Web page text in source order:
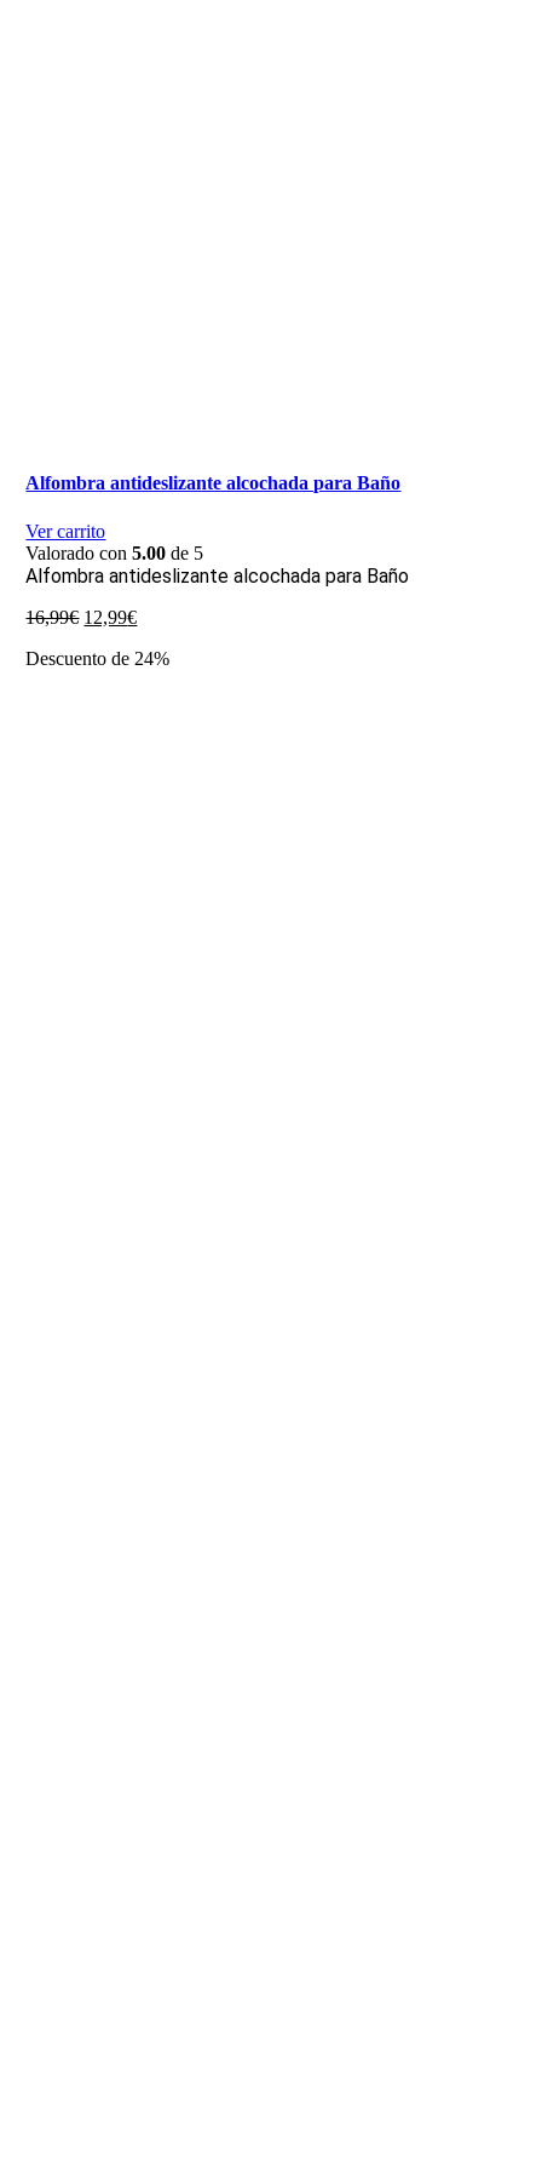
Alfombra antideslizante alcochada para Baño
Ver carrito
Valorado con5.00 de 5
Alfombra antideslizante alcochada para Baño
16,99€ El
original
12,99€El
actual
Descuento de 24%